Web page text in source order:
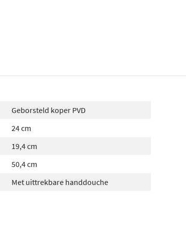
Geborsteld koper PVD
24 cm
19,4 cm
50,4 cm
Met uittrekbare handdouche